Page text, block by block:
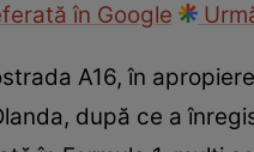
în Google
A16, în
după ce a